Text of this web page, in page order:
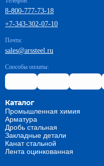
8-800-777-73-18
+7-343-302-07-10
Почта:
sales@arssteel.ru
Способы оплаты:
Каталог
Промышленная химия
Арматура
Дробь стальная
Закладные детали
Канат стальной
Лента оцинкованная